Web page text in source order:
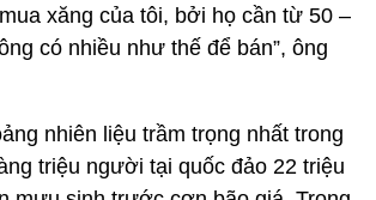
xăng của tôi, bởi họ cần từ 50 –
có nhiều như thế để bán”, ông
nhiên liệu trầm trọng nhất trong
triệu người tại quốc đảo 22 triệu